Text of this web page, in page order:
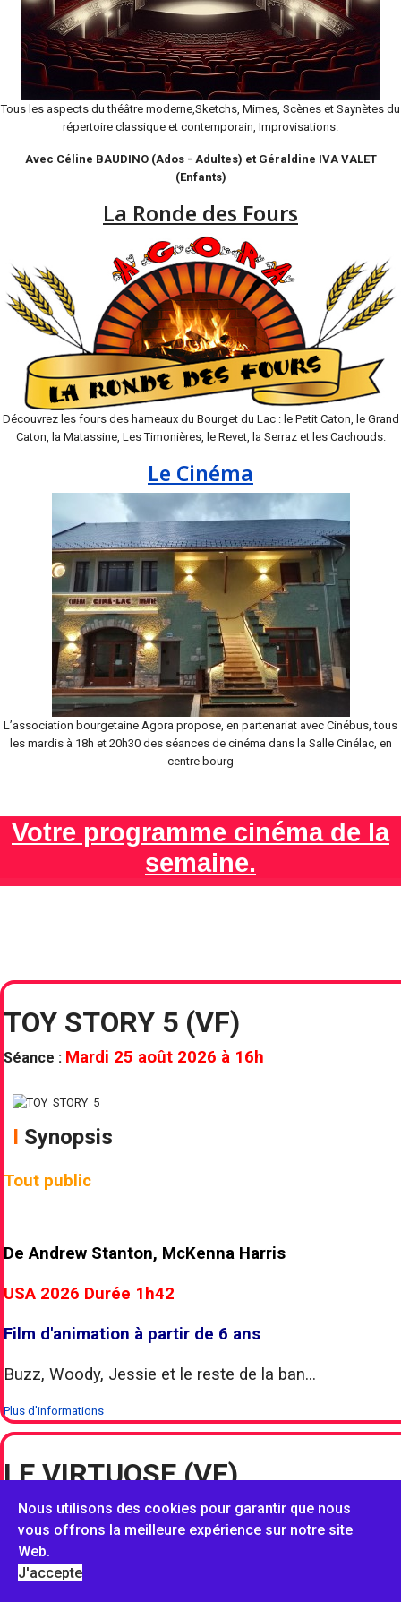
Tous les aspects du théâtre moderne,Sketchs, Mimes, Scènes et Saynètes du
répertoire classique et contemporain, Improvisations.
Avec Céline BAUDINO (Ados - Adultes) et Géraldine IVA VALET
(Enfants)
La Ronde des Fours
Découvrez les fours des hameaux du Bourget du Lac : le Petit Caton, le Grand
Caton, la Matassine, Les Timonières, le Revet, la Serraz et les Cachouds.
Le Cinéma
L’association bourgetaine Agora propose, en partenariat avec Cinébus, tous
les mardis à 18h et 20h30 des séances de cinéma dans la Salle Cinélac, en
centre bourg
Votre programme cinéma de la
semaine.
TOY STORY 5 (VF)
TOY STORY 5 (VF)
Séance : Mardi 25 août 2026 à 16h
Ι Synopsis
Tout public
De Andrew Stanton, McKenna Harris
USA 2026 Durée 1h42
Film d'animation à partir de 6 ans
Buzz, Woody, Jessie et le reste de la ban...
Plus d'informations
LE VIRTUOSE (VF)
LE VIRTUOSE (VF)
Séance :Mardi 25 août 2026 à 18h
Nous utilisons des cookies pour garantir que nous
vous offrons la meilleure expérience sur notre site
Web.
J'accepte